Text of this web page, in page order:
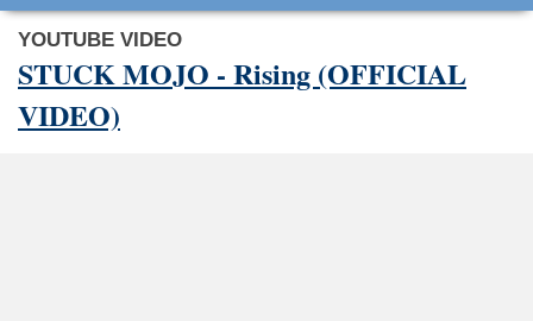
YOUTUBE VIDEO
STUCK MOJO - Rising (OFFICIAL
VIDEO)